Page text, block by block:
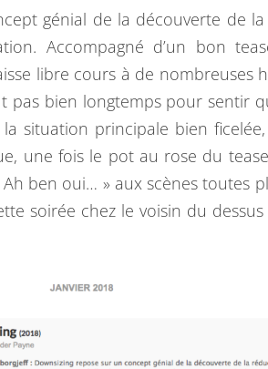
génial de la découverte de
Accompagné d’un bon
libre cours à de nombreuses
pas bien longtemps pour sentir
situation principale bien
une fois le pot au rose du
ben oui… » aux scènes toutes
soirée chez le voisin du dessus